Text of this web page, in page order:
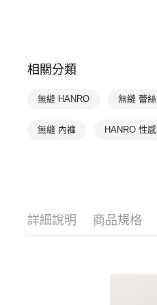
相關分類
無縫 HANRO 無縫 蕾絲
無縫 內褲 HANRO 性感
詳細說明 商品規格